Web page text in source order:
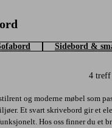
Sidebord &
4 treff
og moderne møbel som
Et svart skrivebord gir et
Hos oss finner du et